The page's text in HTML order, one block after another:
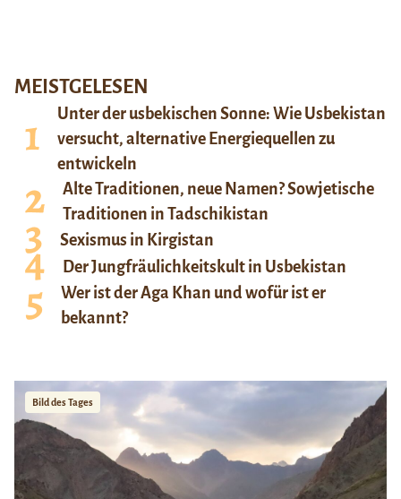
MEISTGELESEN
Unter der usbekischen Sonne: Wie Usbekistan
versucht, alternative Energiequellen zu
entwickeln
Alte Traditionen, neue Namen? Sowjetische
Traditionen in Tadschikistan
Sexismus in Kirgistan
Der Jungfräulichkeitskult in Usbekistan
Wer ist der Aga Khan und wofür ist er
bekannt?
Bild des Tages